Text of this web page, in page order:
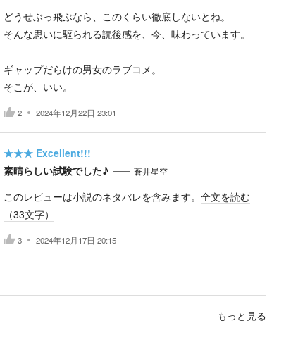
どうせぶっ飛ぶなら、このくらい徹底しないとね。
そんな思いに駆られる読後感を、今、味わっています。
ギャップだらけの男女のラブコメ。
そこが、いい。
2 2024年12月22日 23:01
★★★ Excellent!!!
素晴らしい試験でした♪
蒼井星空
このレビューは小説のネタバレを含みます。 全文を読む
（33文字）
3 2024年12月17日 20:15
もっと見る